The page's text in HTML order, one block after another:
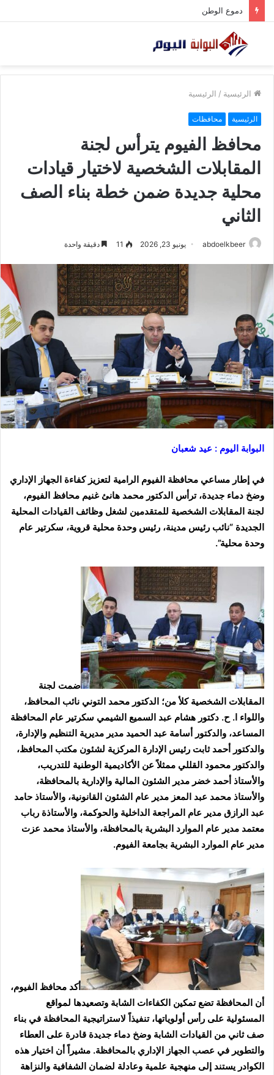
دموع الوطن
الرئيسية / الرئيسية
الرئيسية محافظات
محافظ الفيوم يترأس لجنة
المقابلات الشخصية لاختيار قيادات
محلية جديدة ضمن خطة بناء الصف
الثاني
abdoelkbeer يونيو 23, 2026 11 دقيقة واحدة
البوابة اليوم : عيد شعبان
في إطار مساعي محافظة الفيوم الرامية لتعزيز كفاءة الجهاز الإداري
وضخ دماء جديدة، ترأس الدكتور محمد هانئ غنيم محافظ الفيوم،
لجنة المقابلات الشخصية للمتقدمين لشغل وظائف القيادات المحلية
الجديدة “نائب رئيس مدينة، رئيس وحدة محلية قروية، سكرتير عام
وحدة محلية”.
ضمت لجنة
المقابلات الشخصية كلأ من؛ الدكتور محمد التوني نائب المحافظ،
واللواء ا. ح. دكتور هشام عبد السميع الشيمي سكرتير عام المحافظة
المساعد، والدكتور أسامة عبد الحميد مدير مديرية التنظيم والإدارة،
والدكتور أحمد ثابت رئيس الإدارة المركزية لشئون مكتب المحافظ،
والدكتور محمود القللي ممثلاً عن الأكاديمية الوطنية للتدريب،
والأستاذ أحمد خضر مدير الشئون المالية والإدارية بالمحافظة،
والأستاذ محمد عبد المعز مدير عام الشئون القانونية، والأستاذ حامد
عبد الرازق مدير عام المراجعة الداخلية والحوكمة، والأستاذة رباب
معتمد مدير عام الموارد البشرية بالمحافظة، والأستاذ محمد عزت
مدير عام الموارد البشرية بجامعة الفيوم.
أكد محافظ الفيوم،
أن المحافظة تضع تمكين الكفاءات الشابة وتصعيدها لمواقع
المسئولية على رأس أولوياتها، تنفيذاً لاستراتيجية المحافظة في بناء
صف ثاني من القيادات الشابة وضخ دماء جديدة قادرة على العطاء
والتطوير في عصب الجهاز الإداري بالمحافظة. مشيراً أن اختيار هذه
الكوادر يستند إلى منهجية علمية وعادلة لضمان الشفافية والنزاهة